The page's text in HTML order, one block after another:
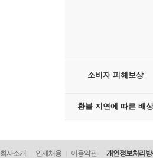
소비자 피해보상
환불 지연에 따른 배상
회사소개 인재채용 이용약관 개인정보처리방